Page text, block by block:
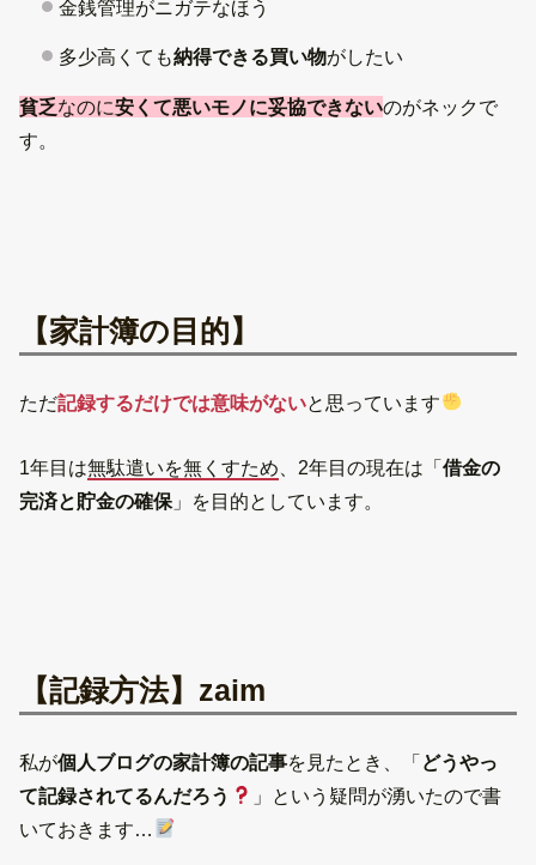
金銭管理がニガテなほう
多少高くても納得できる買い物がしたい
貧乏なのに安くて悪いモノに妥協できないのがネックで
す。
【家計簿の目的】
ただ記録するだけでは意味がないと思っています
1年目は無駄遣いを無くすため 、2年目の現在は「借金の
完済と貯金の確保 」を目的としています。
【記録方法】zaim
私が個人ブログの家計簿の記事を見たとき、「どうやっ
て記録されてるんだろう
」という疑問が湧いたので書
いておきます…